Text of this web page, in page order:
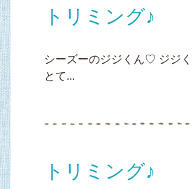
トリミング♪
シーズーのジジくん♡ ジジ
とて...
トリミング♪